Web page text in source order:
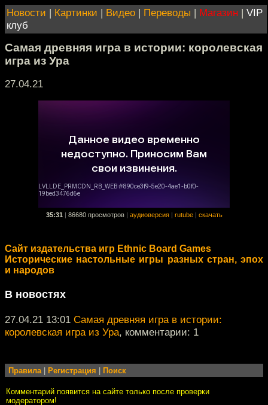
Новости | Картинки | Видео | Переводы | Магазин | VIP
клуб
Самая древняя игра в истории: королевская
игра из Ура
27.04.21
35:31 86680 просмотров аудиоверсия rutube скачать
Сайт издательства игр Ethnic Board Games
Исторические настольные игры разных стран, эпох
и народов
В новостях
27.04.21 13:01 Самая древняя игра в истории:
королевская игра из Ура, комментарии: 1
Правила| Регистрация Поиск
Комментарий появится на сайте только после проверки
модератором!